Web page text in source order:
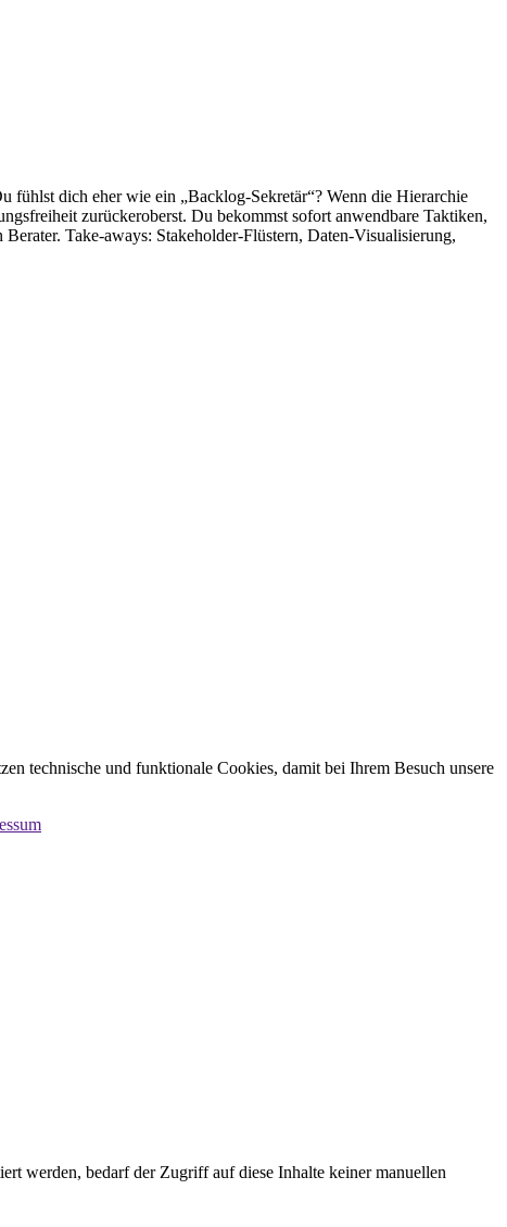
fühlst dich eher wie ein „Backlog-Sekretär“? Wenn die Hierarchie
zurückeroberst. Du bekommst sofort anwendbare Taktiken,
Take-aways: Stakeholder-Flüstern, Daten-Visualisierung,
technische und funktionale Cookies, damit bei Ihrem Besuch unsere
werden, bedarf der Zugriff auf diese Inhalte keiner manuellen